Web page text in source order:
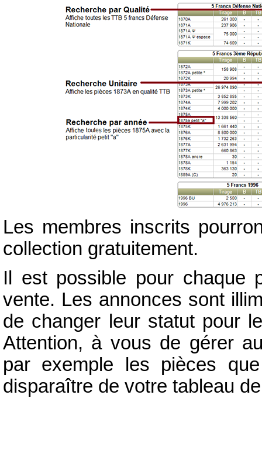
Les membres inscrits
collection gratuitement.
Il est possible pour chaque
vente. Les annonces sont
de changer leur statut pour
Attention, à vous de gérer
par exemple les pièces
disparaître de votre tableau